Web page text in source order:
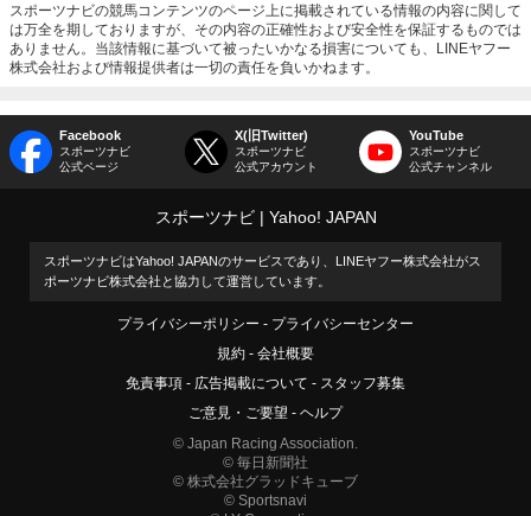
スポーツナビの競馬コンテンツのページ上に掲載されている情報の内容に関して
は万全を期しておりますが、その内容の正確性および安全性を保証するものでは
ありません。当該情報に基づいて被ったいかなる損害についても、LINEヤフー
株式会社および情報提供者は一切の責任を負いかねます。
Facebook
スポーツナビ
公式ページ
X(旧Twitter)
スポーツナビ
公式アカウント
YouTube
スポーツナビ
公式チャンネル
スポーツナビ Yahoo! JAPAN
スポーツナビはYahoo! JAPANのサービスであり、LINEヤフー株式会社がス
ポーツナビ株式会社と協力して運営しています。
プライバシーポリシー
プライバシーセンター
規約
会社概要
免責事項
広告掲載について
スタッフ募集
ご意見・ご要望
ヘルプ
© Japan Racing Association.
© 毎日新聞社
© 株式会社グラッドキューブ
© Sportsnavi